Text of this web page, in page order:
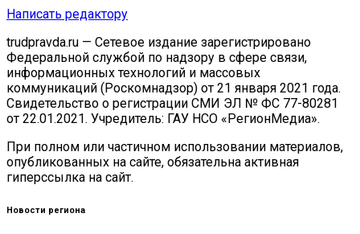
Написать редактору
trudpravda.ru — Сетевое издание зарегистрировано
Федеральной службой по надзору в сфере связи,
информационных технологий и массовых
коммуникаций (Роскомнадзор) от 21 января 2021 года.
Свидетельство о регистрации СМИ ЭЛ № ФС 77-80281
от 22.01.2021. Учредитель: ГАУ НСО «РегионМедиа».
При полном или частичном использовании материалов,
опубликованных на сайте, обязательна активная
гиперссылка на сайт.
Новости региона